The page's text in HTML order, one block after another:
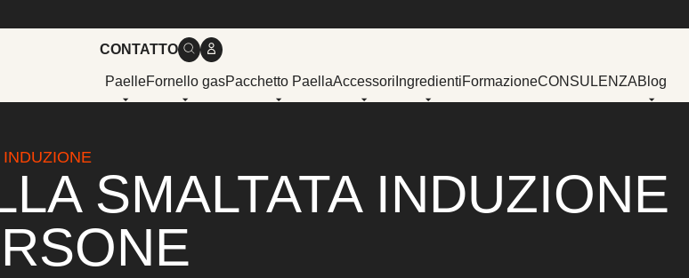
CONTATTO
PaelleFornello gasPacchetto PaellaAccessori IngredientiFormazioneCONSULENZABlog
INDUZIONE
SMALTATA INDUZIONE